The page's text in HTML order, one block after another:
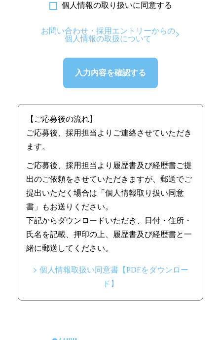
個人情報の取り扱いに同意する
お問い合わせ・採用エントリーからの
個人情報の取扱について
【ご応募後の流れ】
ご応募後、採用担当よりご連絡させていただき
ます。
ご応募後、採用担当より履歴書及び経歴書ご提
出のご依頼をさせていただきますが、郵送でご
提出いただく場合は「個人情報取り扱い同意
書」もお送りください。
下記からダウンロードいただき、日付・住所・
氏名を記載、押印の上、履歴書及び経歴書と一
緒に郵送してください。
個人情報取扱い同意書【PDFをダウンロー
ド】